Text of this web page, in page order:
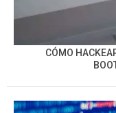
CÓMO